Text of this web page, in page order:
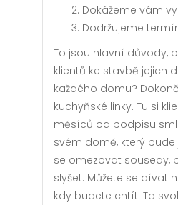
Dokážeme vám
Dodržujeme
To jsou hlavní důvody,
klientů ke stavbě jejich
každého domu?
kuchyňské linky. Tu si
měsíců od podpisu
svém domě, který
se omezovat sousedy,
slyšet. Můžete se dívat
kdy budete chtít. Ta